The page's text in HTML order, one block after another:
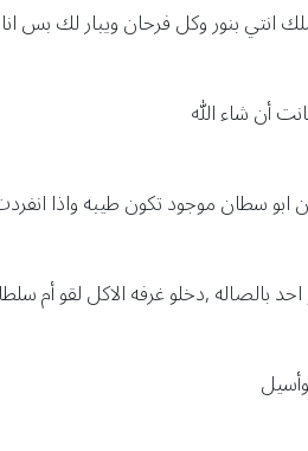
بنور وكل فرحان ويبار لك بس
أن شاء الله
ابو سطان موجود تكون طيبه واذا
بالصاله ,دخلو غرفه الاكل لقو أم